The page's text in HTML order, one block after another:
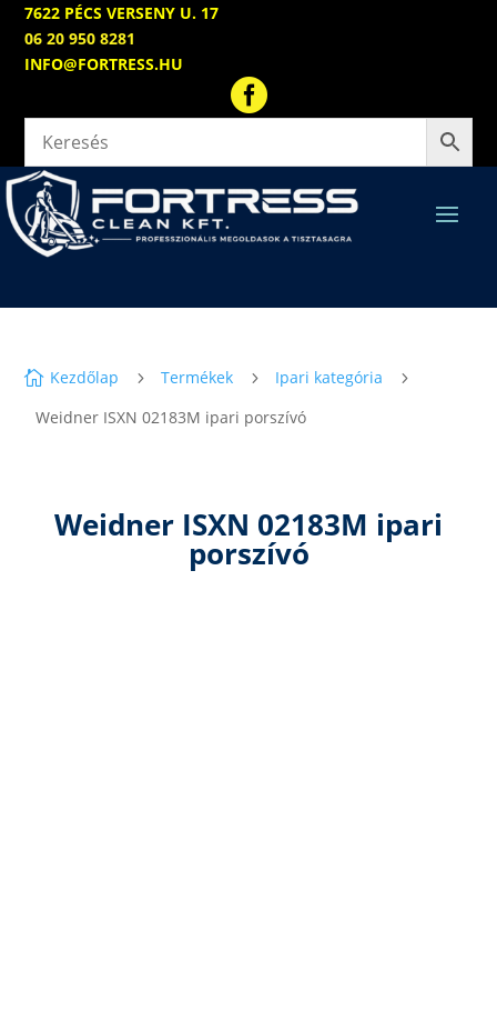
7622 PÉCS VERSENY U. 17
06 20 950 8281
INFO@FORTRESS.HU

 Kezdőlap 5 Termékek 5 Ipari kategória 5
Weidner ISXN 02183M ipari porszívó
Weidner ISXN 02183M ipari
porszívó